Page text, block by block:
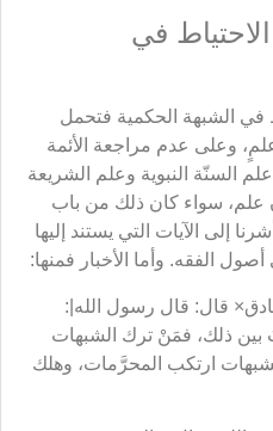
في
في الشبهة الحكمية فتحمل
وعلى عدم مراجعة الأئمة
السنّة النبوية وعلم الشريعة
علم، سواء كان ذلك من باب
إلى الآيات التي يستند إليها
الفقه. وأما الأخبار فمنها:
قال: قال رسول الله|:
بين ذلك، فمَنْ ترك الشبهات
ارتكب المحرَّمات، وهلك